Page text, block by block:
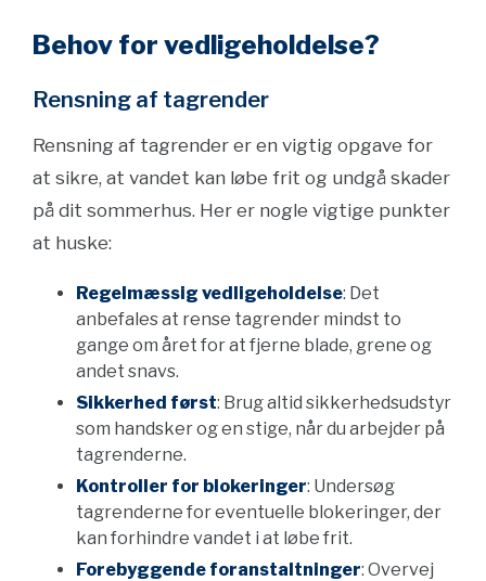
Behov for vedligeholdelse?
Rensning af tagrender
Rensning af tagrender er en vigtig opgave for
at sikre, at vandet kan løbe frit og undgå skader
på dit sommerhus. Her er nogle vigtige punkter
at huske:
Regelmæssig vedligeholdelse: Det
anbefales at rense tagrender mindst to
gange om året for at fjerne blade, grene og
andet snavs.
Sikkerhed først: Brug altid sikkerhedsudstyr
som handsker og en stige, når du arbejder på
tagrenderne.
Kontroller for blokeringer: Undersøg
tagrenderne for eventuelle blokeringer, der
kan forhindre vandet i at løbe frit.
Forebyggende foranstaltninger: Overvej